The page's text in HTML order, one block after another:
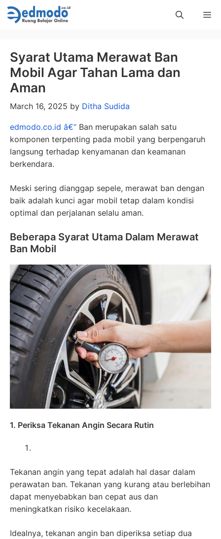
Skip
to
Syarat Utama Merawat Ban
Mobil Agar Tahan Lama dan
Aman
March 16, 2025 by Ditha Sudida
edmodo.co.id â€“ Ban merupakan salah satu
komponen terpenting pada mobil yang berpengaruh
langsung terhadap kenyamanan dan keamanan
berkendara.
Meski sering dianggap sepele, merawat ban dengan
baik adalah kunci agar mobil tetap dalam kondisi
optimal dan perjalanan selalu aman.
Beberapa Syarat Utama Dalam Merawat
Ban Mobil
1. Periksa Tekanan Angin Secara Rutin
Tekanan angin yang tepat adalah hal dasar dalam
perawatan ban. Tekanan yang kurang atau berlebihan
dapat menyebabkan ban cepat aus dan
meningkatkan risiko kecelakaan.
Idealnya, tekanan angin ban diperiksa setiap dua